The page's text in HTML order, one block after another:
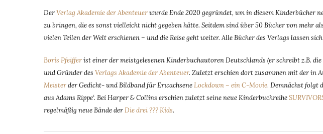
DerVerlag Akademie der Abenteuerwurde Ende 2020 gegründet, um in diesem Kinderbücher
zu bringen, die es sonst vielleicht nicht gegeben hätte. Seitdem sind über 50 Bücher von mehr
vielen Teilen der Welt erschienen – und die Reise geht weiter. Alle Bücher des Verlags lassen
Boris Pfeifferist einer der meistgelesenen Kinderbuchautoren Deutschlands (er schreibt z.B.
und Gründer des Verlags Akademie der Abenteuer. Zuletzt erschien dort zusammen mit der in
Meisterder Gedicht- und Bildband für ErwachseneLockdown – ein C-Movie. Demnächst folgt
aus Adams Rippe‘. Bei Harper & Collins erschien zuletzt seine neue Kinderbuchreihe
regelmäßig neue Bände derDie drei ??? Kids.